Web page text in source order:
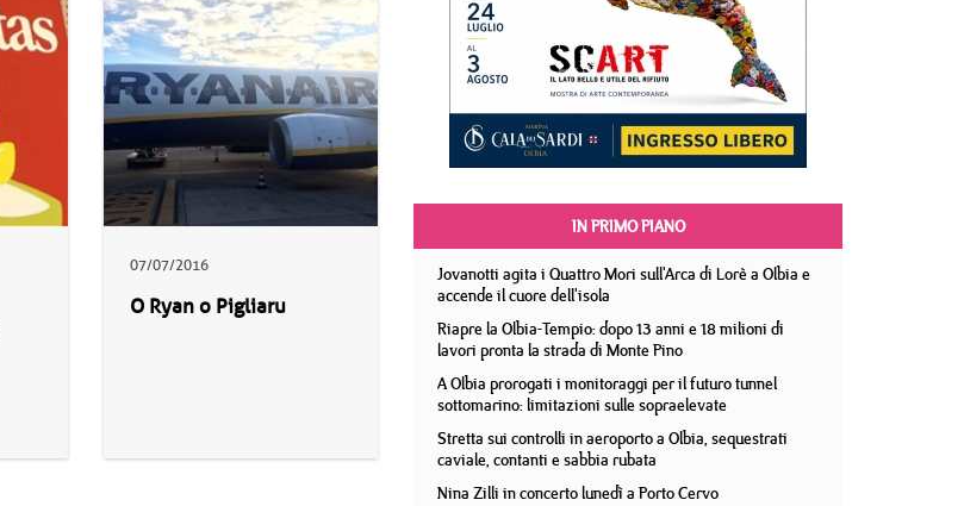
07/07/2016
O Ryan o Pigliaru
IN PRIMO PIANO
Jovanotti agita i Quattro Mori sull'Arca di Lorè a Olbia e
accende il cuore dell'isola
Riapre la Olbia-Tempio: dopo 13 anni e 18 milioni di
lavori pronta la strada di Monte Pino
A Olbia prorogati i monitoraggi per il futuro tunnel
sottomarino: limitazioni sulle sopraelevate
Stretta sui controlli in aeroporto a Olbia, sequestrati
caviale, contanti e sabbia rubata
Nina Zilli in concerto lunedì a Porto Cervo